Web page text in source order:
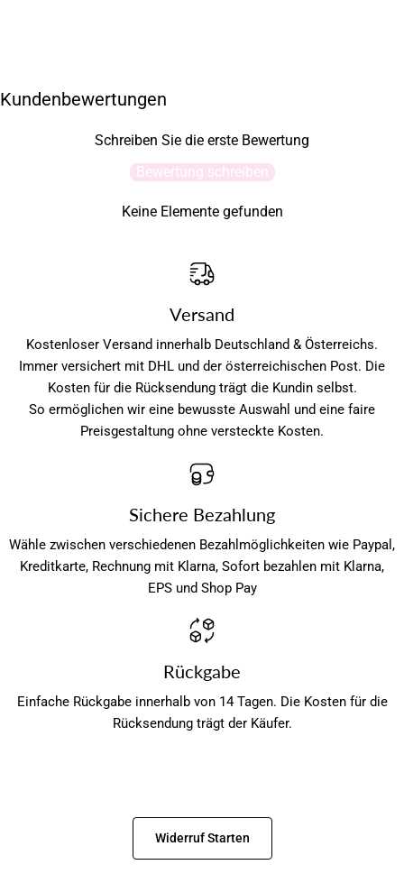
Kundenbewertungen
Schreiben Sie die erste Bewertung
Bewertung schreiben
Keine Elemente gefunden
Versand
Kostenloser Versand innerhalb Deutschland & Österreichs.
Immer versichert mit DHL und der österreichischen Post. Die
Kosten für die Rücksendung trägt die Kundin selbst.
So ermöglichen wir eine bewusste Auswahl und eine faire
Preisgestaltung ohne versteckte Kosten.
Sichere Bezahlung
Wähle zwischen verschiedenen Bezahlmöglichkeiten wie Paypal,
Kreditkarte, Rechnung mit Klarna, Sofort bezahlen mit Klarna,
EPS und Shop Pay
Rückgabe
Einfache Rückgabe innerhalb von 14 Tagen. Die Kosten für die
Rücksendung trägt der Käufer.
Widerruf Starten